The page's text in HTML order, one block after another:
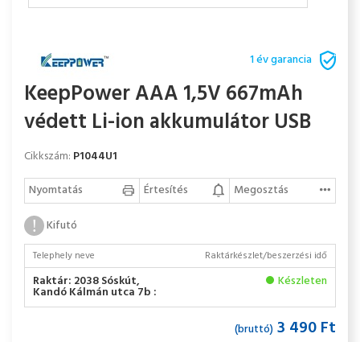
1 év garancia
KeepPower AAA 1,5V 667mAh
védett Li-ion akkumulátor USB
Cikkszám: P1044U1
Nyomtatás
Értesítés
Megosztás
Kifutó
Telephely neve Raktárkészlet/beszerzési idő
Raktár: 2038 Sóskút,
Kandó Kálmán utca 7b :
Készleten
(bruttó) 3 490 Ft